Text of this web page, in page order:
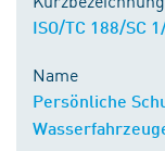
ISO/TC 188/SC
Name
Persönliche